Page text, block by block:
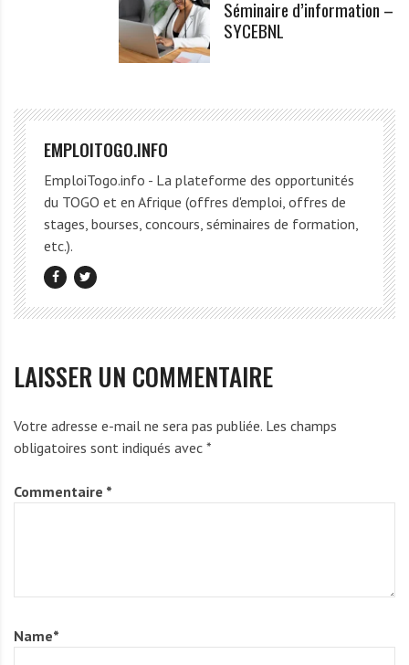
Séminaire d’information –
SYCEBNL
EMPLOITOGO.INFO
EmploiTogo.info - La plateforme des opportunités
du TOGO et en Afrique (offres d'emploi, offres de
stages, bourses, concours, séminaires de formation,
etc.).
LAISSER UN COMMENTAIRE
Votre adresse e-mail ne sera pas publiée. Les champs
obligatoires sont indiqués avec *
Commentaire *
Name*